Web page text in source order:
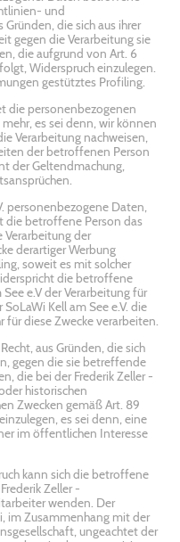
und
Gründen, die sich aus ihrer
gegen die Verarbeitung sie
die aufgrund von Art. 6
Widerspruch einzulegen.
gestütztes Profiling.
die personenbezogenen
es sei denn, wir können
Verarbeitung nachweisen,
der betroffenen Person
der Geltendmachung,
personenbezogene Daten,
die betroffene Person das
Verarbeitung der
derartiger Werbung
soweit es mit solcher
die betroffene
e.V der Verarbeitung für
Kell am See e.V. die
diese Zwecke verarbeiten.
aus Gründen, die sich
gegen die sie betreffende
die bei der Frederik Zeller -
historischen
Zwecken gemäß Art. 89
es sei denn, eine
im öffentlichen Interesse
kann sich die betroffene
Zeller -
wenden. Der
im Zusammenhang mit der
ungeachtet der